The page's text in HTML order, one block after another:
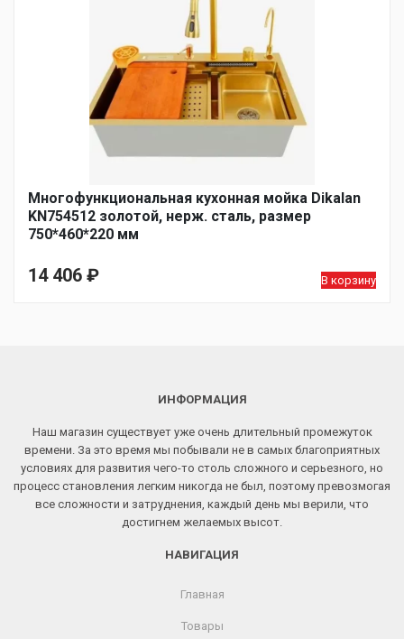
Многофункциональная кухонная мойка Dikalan
KN754512 золотой, нерж. сталь, размер
750*460*220 мм
14 406 ₽ В корзину
ИНФОРМАЦИЯ
Наш магазин существует уже очень длительный промежуток
времени. За это время мы побывали не в самых благоприятных
условиях для развития чего-то столь сложного и серьезного, но
процесс становления легким никогда не был, поэтому превозмогая
все сложности и затруднения, каждый день мы верили, что
достигнем желаемых высот.
НАВИГАЦИЯ
Главная
Товары